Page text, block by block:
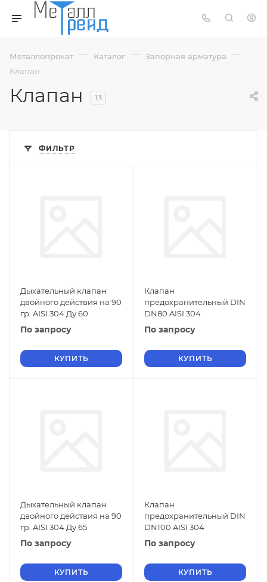
Металлопрокат — Каталог — Запорная арматура —
Клапан
Клапан 13
ФИЛЬТР
Дыхательный клапан
двойного действия на 90
гр. AISI 304 Ду 60
По запросу
КУПИТЬ
Клапан
предохранительный DIN
DN80 AISI 304
По запросу
КУПИТЬ
Дыхательный клапан
двойного действия на 90
гр. AISI 304 Ду 65
По запросу
КУПИТЬ
Клапан
предохранительный DIN
DN100 AISI 304
По запросу
КУПИТЬ